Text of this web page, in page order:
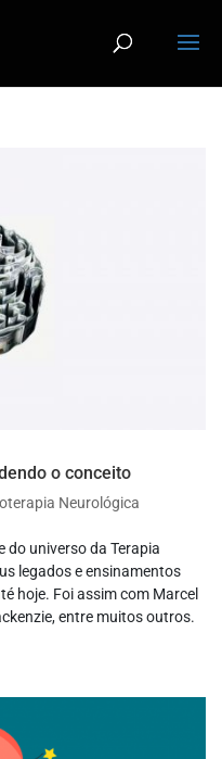
o conceito
Neurológica
do universo da Terapia
legados e ensinamentos
hoje. Foi assim com Marcel
entre muitos outros.